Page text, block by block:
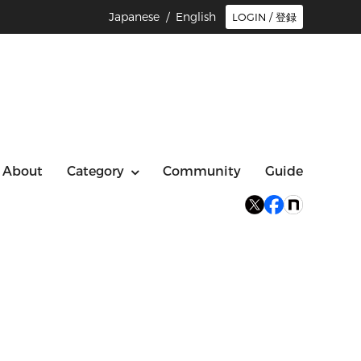
LOGIN / 登録
Japanese / English
About Category Community Guide